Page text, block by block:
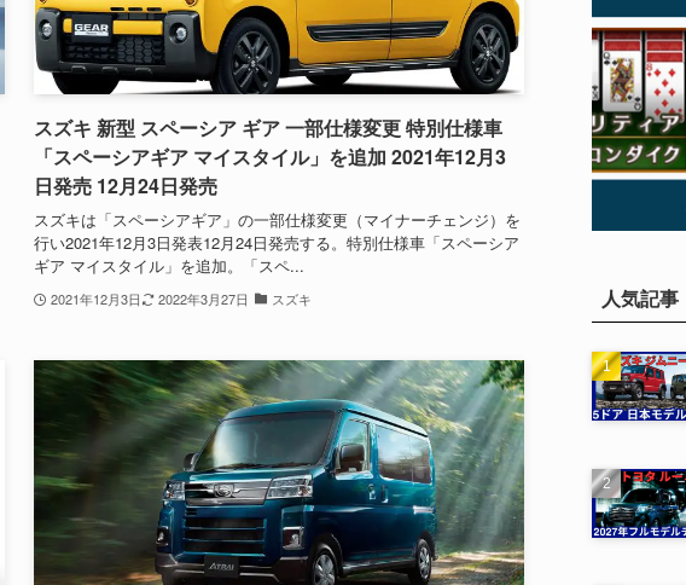
スズキ 新型 スペーシア ギア 一部仕様変更 特別仕様車
「スペーシアギア マイスタイル」を追加 2021年12月3
日発売 12月24日発売
スズキは「スペーシアギア」の一部仕様変更（マイナーチェンジ）を
行い2021年12月3日発表12月24日発売する。特別仕様車「スペーシア
ギア マイスタイル」を追加。「スペ...
2021年12月3日 2022年3月27日 スズキ 人気記事